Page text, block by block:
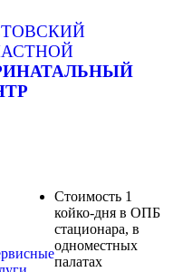
Стоимость 1
койко-дня в ОПБ
стационара, в
одноместных
палатах